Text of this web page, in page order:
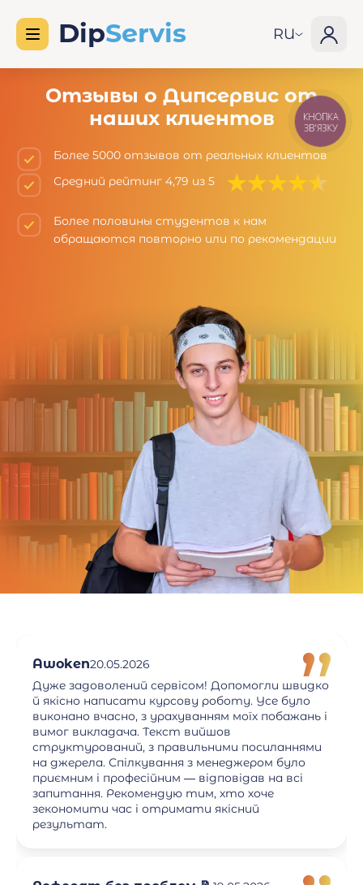
RU
Отзывы о Дипсервис от
наших клиентов
Более 5000 отзывов от реальных клиентов
Средний рейтинг 4,79 из 5
Более половины студентов к нам
обращаются повторно или по рекомендации
Awoken20.05.2026
Дуже задоволений сервісом! Допомогли швидко
й якісно написати курсову роботу. Усе було
виконано вчасно, з урахуванням моїх побажань і
вимог викладача. Текст вийшов
структурований, з правильними посиланнями
на джерела. Спілкування з менеджером було
приємним і професійним — відповідав на всі
запитання. Рекомендую тим, хто хоче
зекономити час і отримати якісний
результат.
КНОПКА
ЗВ'ЯЗКУ